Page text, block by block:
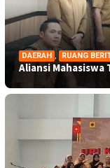
DAERAH , RUANG
Aliansi Mahasiswa